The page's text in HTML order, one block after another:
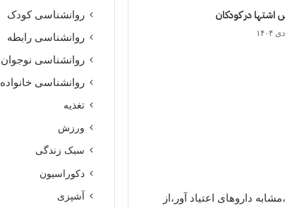
اشتها در کودکان
داروهای اعتیاد آور،از
روانشناسی کودک
روانشناسی رابطه
روانشناسی نوجوان
روانشناسی خانواده
تغذیه
ورزش
سبک زندگی
دکوراسیون
آشپزی